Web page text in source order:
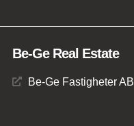
Be-Ge Real Estate
Be-Ge Fastigheter AB